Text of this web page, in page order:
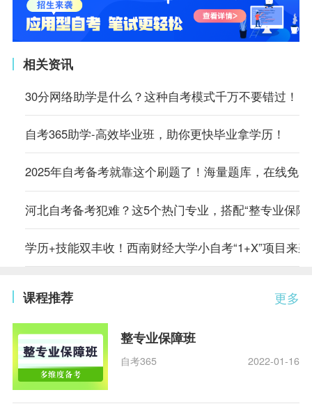
相关资讯
30分网络助学是什么？这种自考模式千万不要错过！
自考365助学-高效毕业班，助你更快毕业拿学历！
2025年自考备考就靠这个刷题了！海量题库，在线免
河北自考备考犯难？这5个热门专业，搭配“整专业保障
学历+技能双丰收！西南财经大学小自考“1+X”项目来
更多
课程推荐
整专业保障班
自考365 2022-01-16